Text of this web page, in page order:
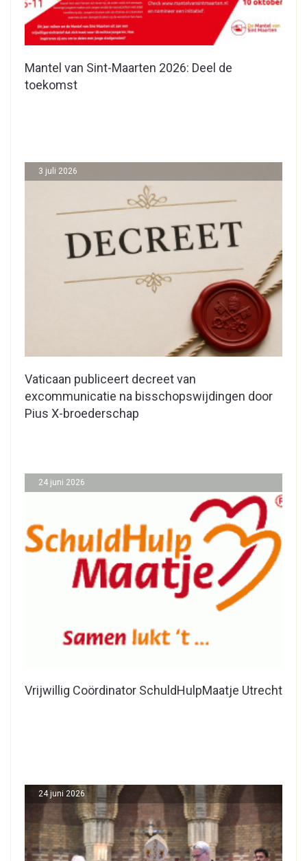
Mantel van Sint-Maarten 2026: Deel de
toekomst
Vaticaan publiceert decreet van
excommunicatie na bisschopswijdingen door
Pius X-broederschap
3 juli 2026
Vrijwillig Coördinator SchuldHulpMaatje Utrecht
24 juni 2026
24 juni 2026